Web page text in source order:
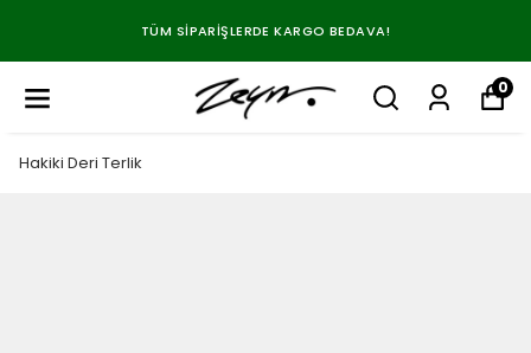
TÜM SIPARIŞLERDE KARGO BEDAVA!
0
Hakiki Deri Terlik